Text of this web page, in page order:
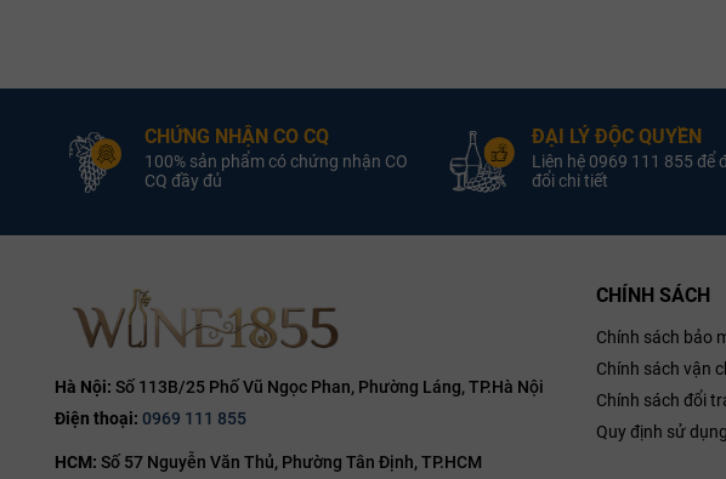
bao gồm lên men trong thùng thép không gỉ và ủ trong thùng gỗ sồi lớn, giúp phát triển
Burlotto
Giống Nho:
Nebbiolo
14.5% ABV
Burlotto Barolo Cannubi
Burlotto
Giống Nho:
Nebbiolo
Nồng Độ:
14.5% ABV
Burlotto Barolo Monvigliero
CHỨNG NHẬN CO CQ
100% sản phẩm có chứng nhận CO
CQ đầy đủ
ĐẠI LÝ ĐỘC QUYỀN
Liên hệ 0969 111 855 để
đổi chi tiết
Hà Nội: Số 113B/25 Phố Vũ Ngọc Phan, Phường Láng, TP.Hà Nội
Điện thoại: 0969 111 855
HCM: Số 57 Nguyễn Văn Thủ, Phường Tân Định, TP.HCM
CHÍNH SÁCH
Chính sách bảo
Chính sách vận
Chính sách đổi
Quy định sử dụng